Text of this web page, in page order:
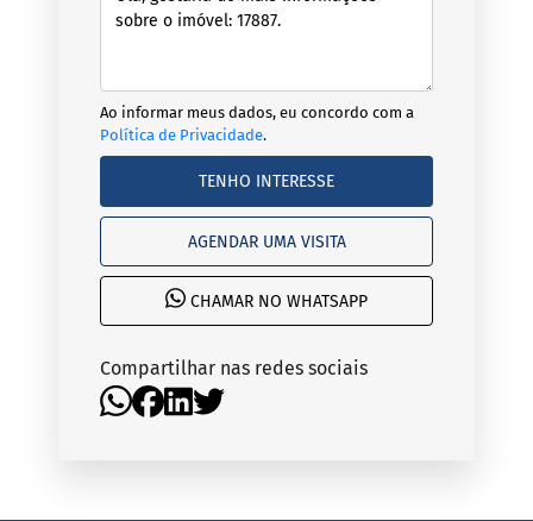
Ao informar meus dados, eu concordo com a
Política de Privacidade.
TENHO INTERESSE
AGENDAR UMA VISITA
CHAMAR NO WHATSAPP
Compartilhar nas redes sociais